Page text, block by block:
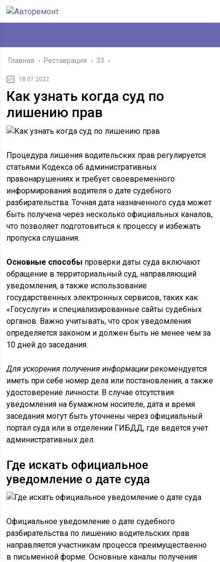
Главная › Реставрация › 33 ›
18.07.2022
Как узнать когда суд по
лишению прав
Процедура лишения водительских прав регулируется
статьями Кодекса об административных
правонарушениях и требует своевременного
информирования водителя о дате судебного
разбирательства. Точная дата назначенного суда может
быть получена через несколько официальных каналов,
что позволяет подготовиться к процессу и избежать
пропуска слушания.
Основные способы проверки даты суда включают
обращение в территориальный суд, направляющий
уведомления, а также использование
государственных электронных сервисов, таких как
«Госуслуги» и специализированные сайты судебных
органов. Важно учитывать, что срок уведомления
определяется законом и должен быть не менее чем за
10 дней до заседания.
Для ускорения получения информации рекомендуется
иметь при себе номер дела или постановления, а также
удостоверение личности. В случае отсутствия
уведомления на бумажном носителе, дата и время
заседания могут быть уточнены через официальный
портал суда или в отделении ГИБДД, где ведется учет
административных дел.
Где искать официальное
уведомление о дате суда
Официальное уведомление о дате судебного
разбирательства по лишению водительских прав
направляется участникам процесса преимущественно
в письменной форме. Основные каналы получения